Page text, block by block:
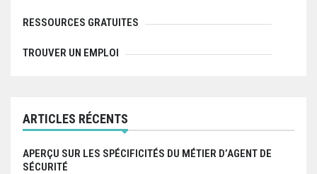
RESSOURCES GRATUITES
TROUVER UN EMPLOI
ARTICLES RÉCENTS
APERÇU SUR LES SPÉCIFICITÉS DU MÉTIER D’AGENT DE
SÉCURITÉ